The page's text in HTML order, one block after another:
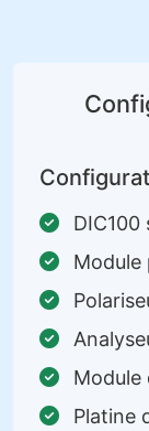
DIC100
Module
Module
Platine